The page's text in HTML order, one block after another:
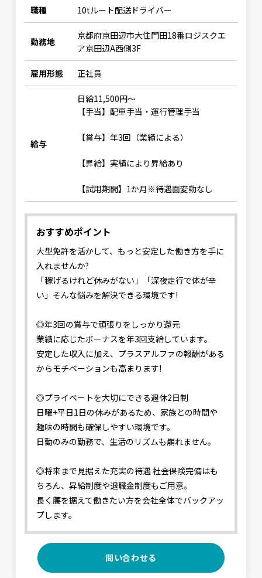
職種 10tルート配送ドライバー
勤務地
京都府京田辺市大住門田18番ロジスクエ
ア京田辺A西側3F
雇用形態 正社員
給与
日給11,500円〜
【手当】配車手当・運行管理手当
【賞与】年3回（業績による）
【昇給】実績により昇給あり
【試用期間】1か月※待遇面変動なし
おすすめポイント
大型免許を活かして、もっと安定した働き方を手に
入れませんか?
「稼げるけれど休みがない」「深夜走行で体が辛
い」そんな悩みを解決できる環境です!
◎年3回の賞与で頑張りをしっかり還元
業績に応じたボーナスを年3回支給しています。
安定した収入に加え、プラスアルファの報酬がある
からモチベーションも高まります!
◎プライベートを大切にできる週休2日制
日曜+平日1日の休みがあるため、家族との時間や
趣味の時間も確保しやすい環境です。
日勤のみの勤務で、生活のリズムも崩れません。
◎将来まで見据えた充実の待遇 社会保険完備はも
ちろん、昇給制度や退職金制度もご用意。
長く腰を据えて働きたい方を会社全体でバックアッ
プします。
問い合わせる